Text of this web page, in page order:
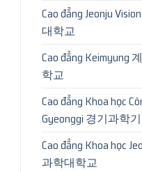
Cao đẳng Jeonju
대학교
Cao đẳng Keimyung
학교
Cao đẳng Khoa học
Gyeonggi 경기과학
Cao đẳng Khoa học
과학대학교